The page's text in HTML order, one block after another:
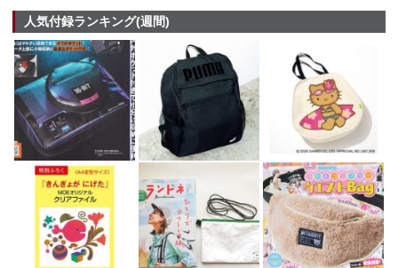
人気付録ランキング(週間)